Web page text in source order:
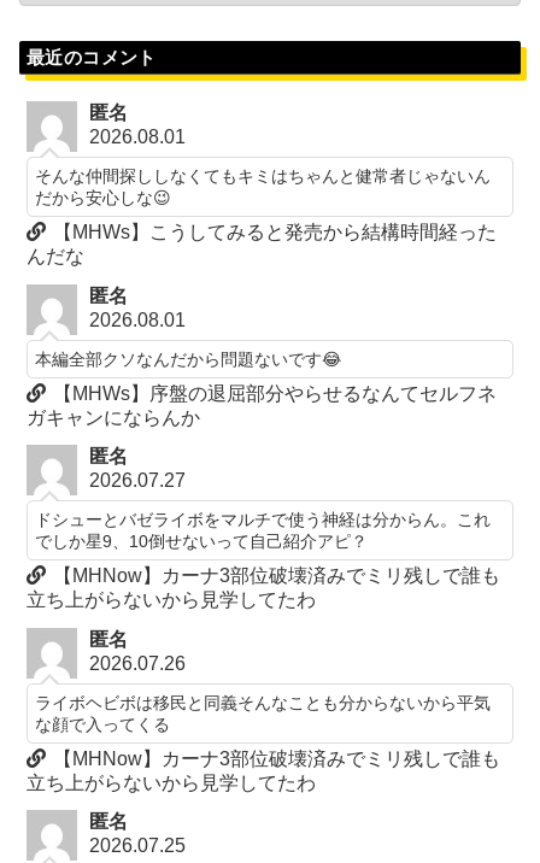
最近のコメント
匿名
2026.08.01
そんな仲間探ししなくてもキミはちゃんと健常者じゃないん
だから安心しな😉
【MHWs】こうしてみると発売から結構時間経った
んだな
匿名
2026.08.01
本編全部クソなんだから問題ないです😂
【MHWs】序盤の退屈部分やらせるなんてセルフネ
ガキャンにならんか
匿名
2026.07.27
ドシューとバゼライボをマルチで使う神経は分からん。これ
でしか星9、10倒せないって自己紹介アピ？
【MHNow】カーナ3部位破壊済みでミリ残しで誰も
立ち上がらないから見学してたわ
匿名
2026.07.26
ライボヘビボは移民と同義そんなことも分からないから平気
な顔で入ってくる
【MHNow】カーナ3部位破壊済みでミリ残しで誰も
立ち上がらないから見学してたわ
匿名
2026.07.25